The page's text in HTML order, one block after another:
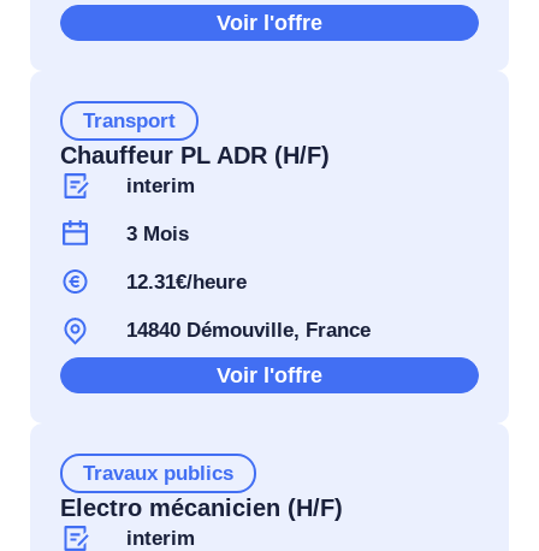
Voir l'offre
Transport
Chauffeur PL ADR (H/F)
interim
3 Mois
12.31€/heure
14840 Démouville, France
Voir l'offre
Travaux publics
Electro mécanicien (H/F)
interim